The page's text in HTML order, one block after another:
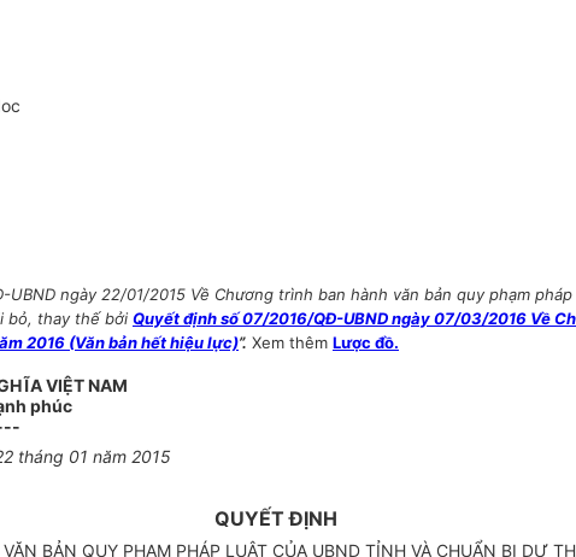
UBND ngày 22/01/2015 Về Chương trình ban hành văn bản quy phạm
bỏ, thay thế bởi Quyết định số 07/2016/QĐ-UBND ngày 07/03/2016 Về
2016 (Văn bản hết hiệu lực)”. Xem thêm Lược đồ.
VIỆT NAM
phúc
tháng 01 năm 2015
QUYẾT ĐỊNH
BẢN QUY PHẠM PHÁP LUẬT CỦA UBND TỈNH VÀ CHUẨN BỊ DỰ